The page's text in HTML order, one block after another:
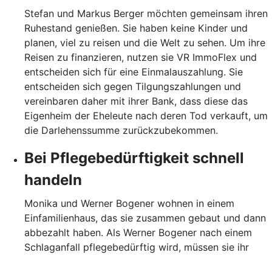
Stefan und Markus Berger möchten gemeinsam ihren
Ruhestand genießen. Sie haben keine Kinder und
planen, viel zu reisen und die Welt zu sehen. Um ihre
Reisen zu finanzieren, nutzen sie VR ImmoFlex und
entscheiden sich für eine Einmalauszahlung. Sie
entscheiden sich gegen Tilgungszahlungen und
vereinbaren daher mit ihrer Bank, dass diese das
Eigenheim der Eheleute nach deren Tod verkauft, um
die Darlehenssumme zurückzubekommen.
Bei Pflegebedürftigkeit schnell
handeln
Monika und Werner Bogener wohnen in einem
Einfamilienhaus, das sie zusammen gebaut und dann
abbezahlt haben. Als Werner Bogener nach einem
Schlaganfall pflegebedürftig wird, müssen sie ihr